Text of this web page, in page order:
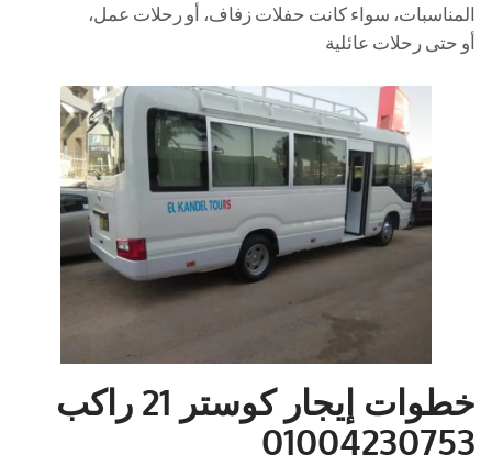
المناسبات، سواء كانت حفلات زفاف، أو رحلات عمل،
أو حتى رحلات عائلية
خطوات إيجار كوستر 21 راكب
01004230753